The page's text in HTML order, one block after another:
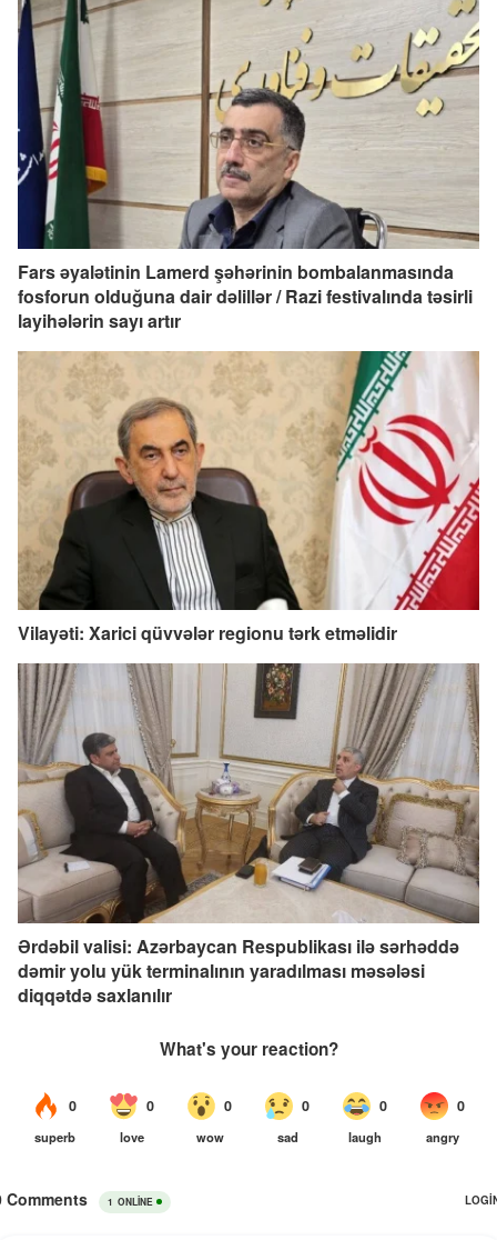
Fars əyalətinin Lamerd şəhərinin bombalanmasında
fosforun olduğuna dair dəlillər / Razi festivalında təsirli
layihələrin sayı artır
Vilayəti: Xarici qüvvələr regionu tərk etməlidir
Ərdəbil valisi: Azərbaycan Respublikası ilə sərhəddə
dəmir yolu yük terminalının yaradılması məsələsi
diqqətdə saxlanılır